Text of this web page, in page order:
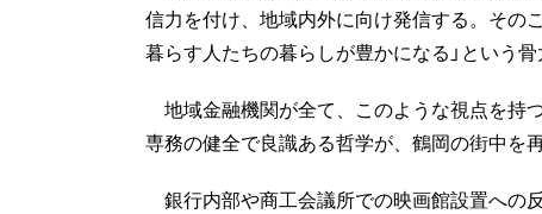
信力を付け、地域内外に向け発信する。その
暮らす人たちの暮らしが豊かになる」という骨
地域金融機関が全て、このような視点を持
専務の健全で良識ある哲学が、鶴岡の街中を
銀行内部や商工会議所での映画館設置への